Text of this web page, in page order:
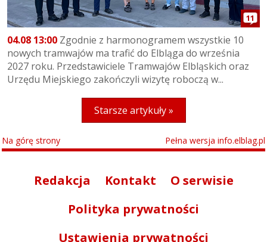
11
04.08 13:00 Zgodnie z harmonogramem wszystkie 10
nowych tramwajów ma trafić do Elbląga do września
2027 roku. Przedstawiciele Tramwajów Elbląskich oraz
Urzędu Miejskiego zakończyli wizytę roboczą w...
Starsze artykuły »
Na górę strony Pełna wersja info.elblag.pl
Redakcja Kontakt
O serwisie
Polityka prywatności
Ustawienia prywatności